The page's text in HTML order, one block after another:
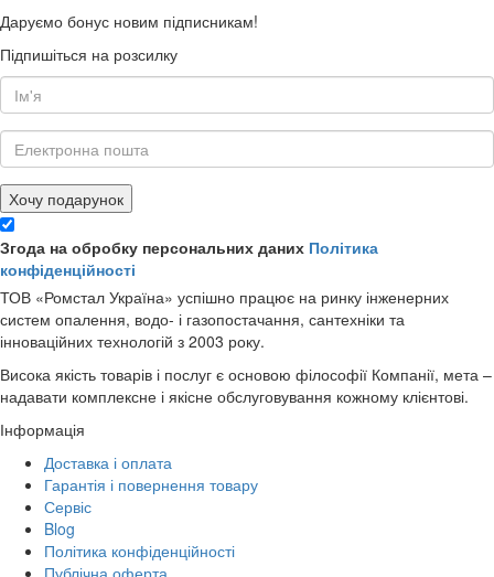
Даруємо бонус новим підписникам!
Підпишіться на розсилку
Хочу подарунок
Згода на обробку персональних даних Політика
конфіденційності
ТОВ «Ромстал Україна» успішно працює на ринку інженерних
систем опалення, водо- і газопостачання, сантехніки та
інноваційних технологій з 2003 року.
Висока якість товарів і послуг є основою філософії Компанії, мета –
надавати комплексне і якісне обслуговування кожному клієнтові.
Інформація
Доставка і оплата
Гарантія і повернення товару
Сервіс
Blog
Політика конфіденційності
Публічна оферта